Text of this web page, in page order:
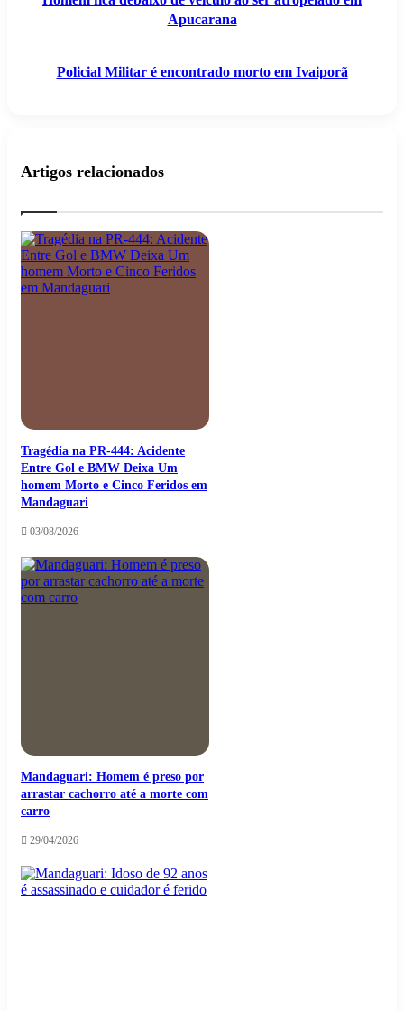
Apucarana
Policial Militar é encontrado morto em Ivaiporã
Artigos relacionados
Tragédia na PR-444: Acidente
Entre Gol e BMW Deixa Um
homem Morto e Cinco Feridos em
Mandaguari
03/08/2026
Mandaguari: Homem é preso por
arrastar cachorro até a morte com
carro
29/04/2026